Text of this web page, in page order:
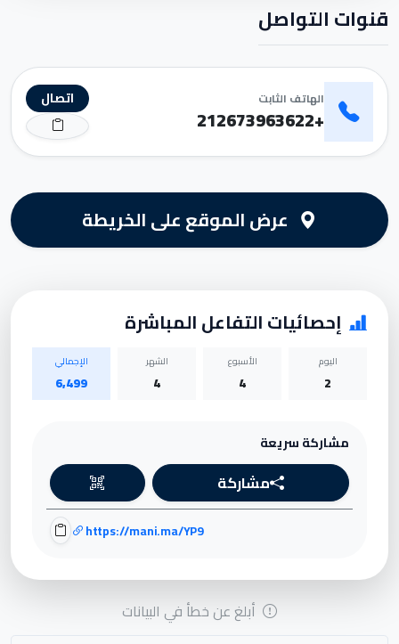
قنوات التواصل
الهاتف الثابت
+212673963622
اتصال
عرض الموقع على الخريطة
إحصائيات التفاعل المباشرة
اليوم
2
الأسبوع
4
الشهر
4
الإجمالي
6,499
مشاركة سريعة
مشاركة
https://mani.ma/YP9
أبلغ عن خطأ في البيانات